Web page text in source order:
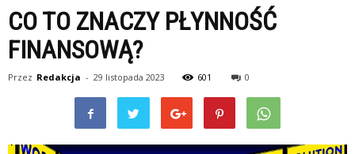
CO TO ZNACZY PŁYNNOŚĆ
FINANSOWĄ?
Przez Redakcja - 29 listopada 2023 601 0